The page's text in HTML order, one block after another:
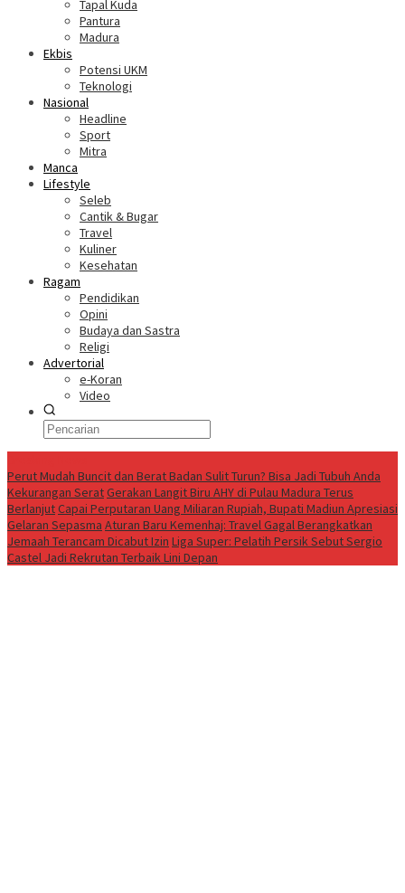
Tapal Kuda
Pantura
Madura
Ekbis
Potensi UKM
Teknologi
Nasional
Headline
Sport
Mitra
Manca
Lifestyle
Seleb
Cantik & Bugar
Travel
Kuliner
Kesehatan
Ragam
Pendidikan
Opini
Budaya dan Sastra
Religi
Advertorial
e-Koran
Video
Perut Mudah Buncit dan Berat Badan Sulit Turun? Bisa Jadi Tubuh Anda
Kekurangan SeratGerakan Langit Biru AHY di Pulau Madura Terus
BerlanjutCapai Perputaran Uang Miliaran Rupiah, Bupati Madiun Apresiasi
Gelaran Sepasma Aturan Baru Kemenhaj: Travel Gagal Berangkatkan
Jemaah Terancam Dicabut Izin Liga Super: Pelatih Persik Sebut Sergio
Castel Jadi Rekrutan Terbaik Lini Depan